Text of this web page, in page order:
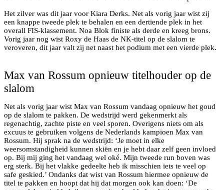
Het zilver was dit jaar voor Kiara Derks. Net als vorig jaar wist zij
een knappe tweede plek te behalen en een dertiende plek in het
overall FIS-klassement. Noa Blok finiste als derde en kreeg brons.
Vorig jaar nog wist Roxy de Haas de NK-titel op de slalom te
veroveren, dit jaar valt zij net naast het podium met een vierde plek.
Max van Rossum opnieuw titelhouder op de
slalom
Net als vorig jaar wist Max van Rossum vandaag opnieuw het goud
op de slalom te pakken. De wedstrijd werd gekenmerkt als
regenachtig, zachte piste en veel sporen. Overigens niets om als
excuus te gebruiken volgens de Nederlands kampioen Max van
Rossum. Hij sprak na de wedstrijd: ‘Je moet in elke
weersomstandigheid kunnen skiën en je hebt daar zelf geen invloed
op. Bij mij ging het vandaag wel oké. Mijn tweede run boven was
erg sterk. Bij het vlakke gedeelte heb ik misschien iets te veel op
safe geskied.’ Ondanks dat wist van Rossum hiermee opnieuw de
titel te pakken en hoopt dat hij dat morgen ook kan doen: ‘De